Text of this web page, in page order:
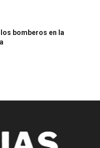
bomberos en la